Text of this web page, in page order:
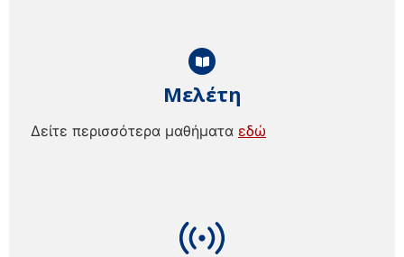
Μελέτη
Δείτε περισσότερα μαθήματα εδώ